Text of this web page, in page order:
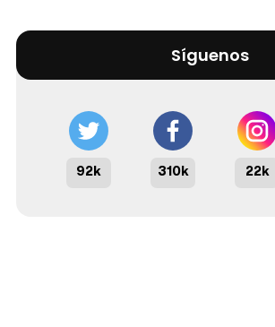
Síguenos
92k 310k 22k